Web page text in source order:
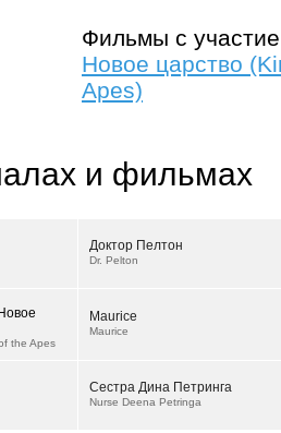
Фильмы с
Новое царство
Apes)
и фильмах
Доктор Пелтон
Dr. Pelton
the Apes
Maurice
Maurice
Сестра Дина Петринга
Nurse Deena Petringa